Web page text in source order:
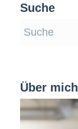
Suche
Über mich